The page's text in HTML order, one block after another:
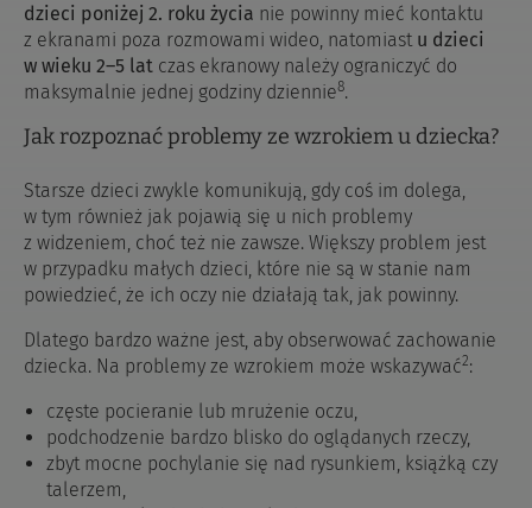
dzieci poniżej 2. roku życia nie powinny mieć kontaktu
z ekranami poza rozmowami wideo, natomiast u dzieci
w wieku 2–5 lat czas ekranowy należy ograniczyć do
maksymalnie jednej godziny dziennie8.
Jak rozpoznać problemy ze wzrokiem u dziecka?
Starsze dzieci zwykle komunikują, gdy coś im dolega,
w tym również jak pojawią się u nich problemy
z widzeniem, choć też nie zawsze. Większy problem jest
w przypadku małych dzieci, które nie są w stanie nam
powiedzieć, że ich oczy nie działają tak, jak powinny.
Dlatego bardzo ważne jest, aby obserwować zachowanie
dziecka. Na problemy ze wzrokiem może wskazywać2:
częste pocieranie lub mrużenie oczu,
podchodzenie bardzo blisko do oglądanych rzeczy,
zbyt mocne pochylanie się nad rysunkiem, książką czy
talerzem,